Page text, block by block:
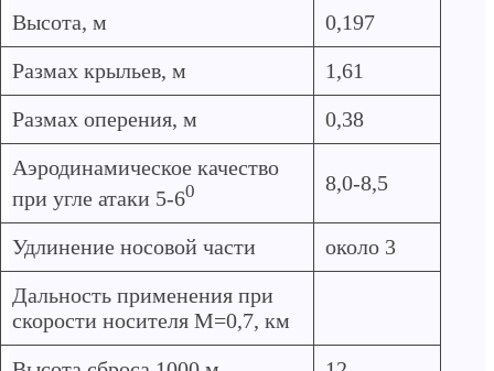
Высота, м
0,197
Размах крыльев, м
1,61
Размах оперения, м
0,38
Аэродинамическое качество
при угле атаки 5-60 8,0-8,5
Удлинение носовой части
около 3
Дальность применения при
скорости носителя М=0,7, км